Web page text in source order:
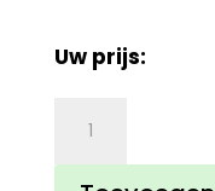
Uw prijs:
Witte
thee